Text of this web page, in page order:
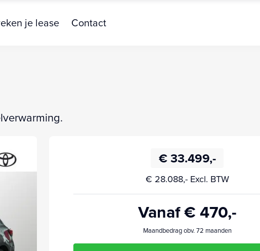
je lease Contact
€ 33.499,-
€ 28.088,- Excl. BTW
Vanaf € 470,-
Maandbedrag obv. 72 maanden